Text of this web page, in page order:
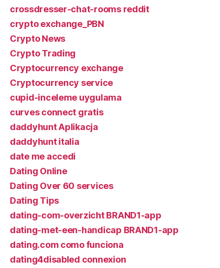
crossdresser-chat-rooms reddit
crypto exchange_PBN
Crypto News
Crypto Trading
Cryptocurrency exchange
Cryptocurrency service
cupid-inceleme uygulama
curves connect gratis
daddyhunt Aplikacja
daddyhunt italia
date me accedi
Dating Online
Dating Over 60 services
Dating Tips
dating-com-overzicht BRAND1-app
dating-met-een-handicap BRAND1-app
dating.com como funciona
dating4disabled connexion